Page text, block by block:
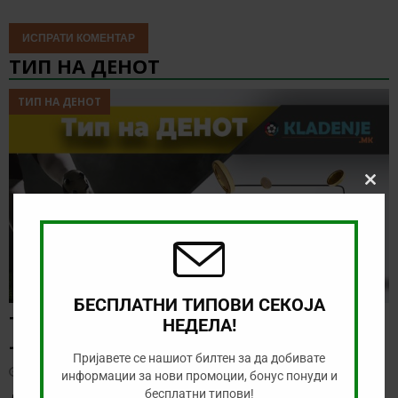
ТИП НА ДЕНОТ
ТИП НА ДЕНОТ
ТИП НА ДЕНОТ (03.08.2026, 19:00) ОДЕНСЕ
– СОНДЕРЈИСКЕ
август 3, 2026
БЕСПЛАТНИ ТИПОВИ СЕКОЈА
НЕДЕЛА!
Пријавете се нашиот билтен за да добивате
информации за нови промоции, бонус понуди и
бесплатни типови!